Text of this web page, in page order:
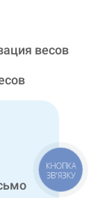
весов
КНОПКА
ЗВ'ЯЗКУ